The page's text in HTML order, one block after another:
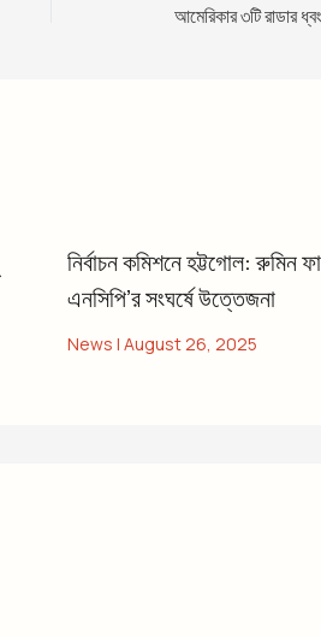
নির্বাচন কমিশনে হট্টগোল: রুমিন
এনসিপি’র সংঘর্ষে উত্তেজনা
News | August 26, 2025